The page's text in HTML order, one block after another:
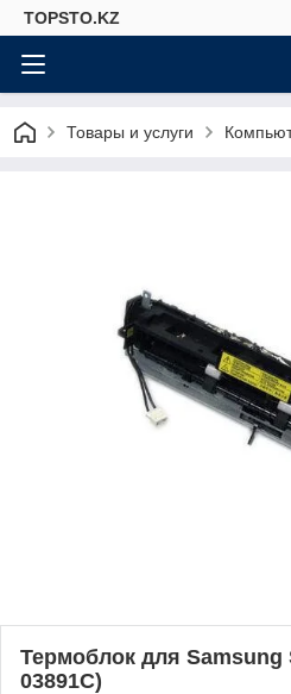
TOPSTO.KZ
Товары и услуги
Термоблок для Samsung
03891C)